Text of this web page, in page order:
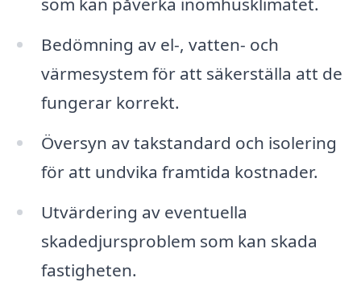
Bedömning av el-, vatten- och
värmesystem för att säkerställa att de
fungerar korrekt.
Översyn av takstandard och isolering
för att undvika framtida kostnader.
Utvärdering av eventuella
skadedjursproblem som kan skada
fastigheten.